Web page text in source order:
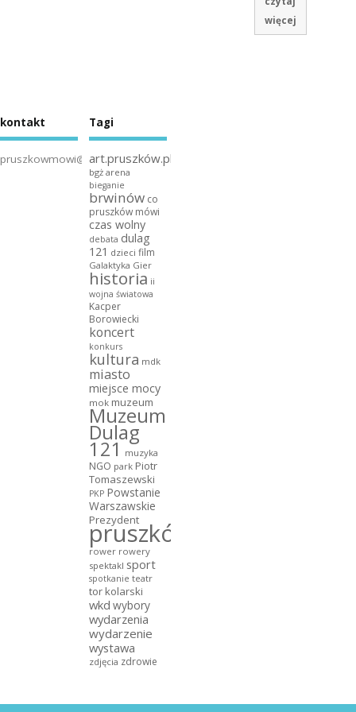
więcej
kontakt
pruszkowmowi@gmail.com
Tagi
art.pruszków.pl
bgż arena
bieganie
brwinów co
pruszków mówi
czas wolny
debata dulag
121 dzieci film
Galaktyka Gier
historia ii
wojna światowa
Kacper
Borowiecki
koncert
konkurs
kultura mdk
miasto
miejsce mocy
mok muzeum
Muzeum
Dulag
121 muzyka
NGO park Piotr
Tomaszewski
PKP Powstanie
Warszawskie
Prezydent
pruszków
rower rowery
spektakl sport
spotkanie teatr
tor kolarski
wkd wybory
wydarzenia
wydarzenie
wystawa
zdjęcia zdrowie